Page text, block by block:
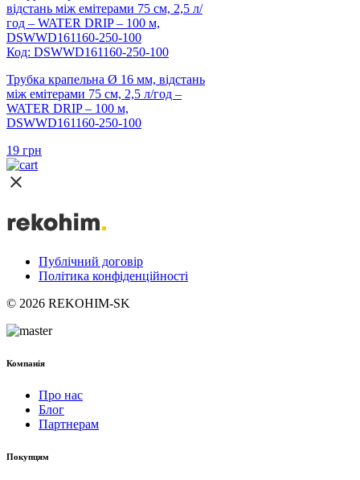
Код: DSWWD161160-250-100
Трубка крапельна Ø 16 мм, відстань
між емітерами 75 см, 2,5 л/год –
WATER DRIP – 100 м,
DSWWD161160-250-100
19 грн
Публічний договір
Політика конфіденційності
© 2026 REKOHIM-SK
Компанія
Про нас
Блог
Партнерам
Покупцям